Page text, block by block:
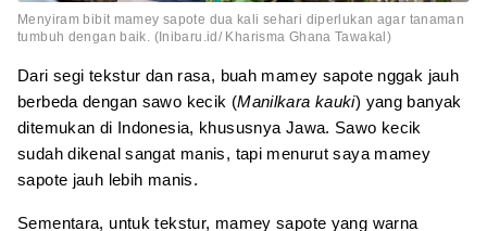
Menyiram bibit mamey sapote dua kali sehari diperlukan agar tanaman
tumbuh dengan baik. (Inibaru.id/ Kharisma Ghana Tawakal)
Dari segi tekstur dan rasa, buah mamey sapote nggak jauh
berbeda dengan sawo kecik (Manilkara kauki) yang banyak
ditemukan di Indonesia, khususnya Jawa. Sawo kecik
sudah dikenal sangat manis, tapi menurut saya mamey
sapote jauh lebih manis.
Sementara, untuk tekstur, mamey sapote yang warna